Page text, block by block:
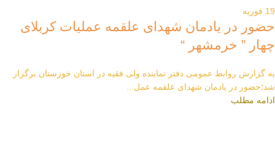
19 فوریه
حضور در یادمان شهدای علقمه عملیات کربلای
چهار ” خرمشهر “
به گزارش روابط عمومی دفتر نماینده ولی فقیه در استان خوزستان برگزار
شد؛حضور در یادمان شهدای علقمه عمل...
ادامه مطلب